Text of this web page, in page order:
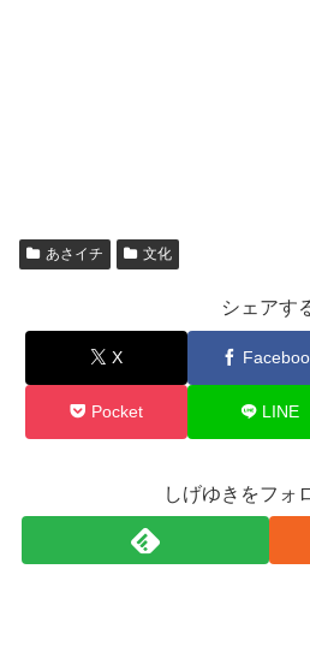
あさイチ 文化
シェアす
X
Pocket LINE
しげゆきをフォ